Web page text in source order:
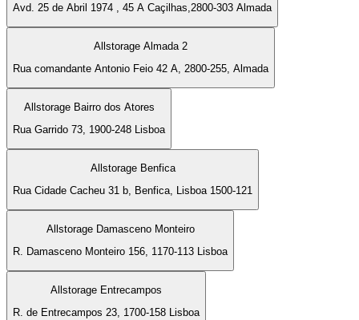
Avd. 25 de Abril 1974 , 45 A Caçilhas,2800-303 Almada
Allstorage Almada 2
Rua comandante Antonio Feio 42 A, 2800-255, Almada
Allstorage Bairro dos Atores
Rua Garrido 73, 1900-248 Lisboa
Allstorage Benfica
Rua Cidade Cacheu 31 b, Benfica, Lisboa 1500-121
Allstorage Damasceno Monteiro
R. Damasceno Monteiro 156, 1170-113 Lisboa
Allstorage Entrecampos
R. de Entrecampos 23, 1700-158 Lisboa